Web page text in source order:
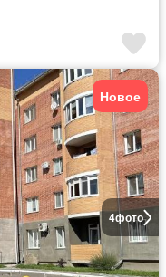
4фото
Новое